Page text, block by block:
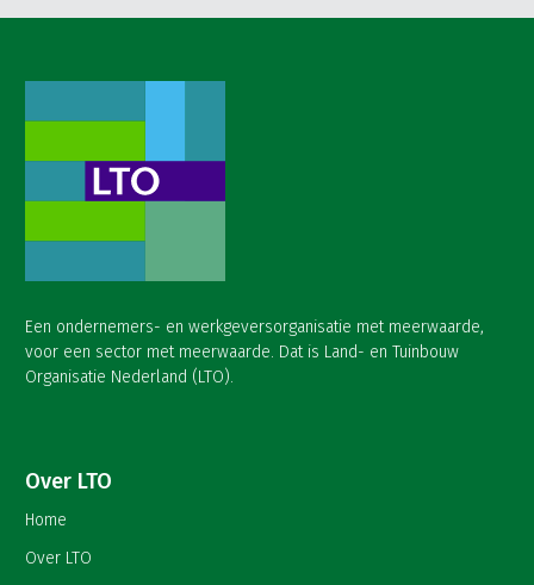
Een ondernemers- en werkgeversorganisatie met meerwaarde,
voor een sector met meerwaarde. Dat is Land- en Tuinbouw
Organisatie Nederland (LTO).
Over LTO
Home
Over LTO